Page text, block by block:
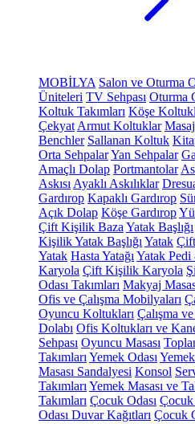
MOBİLYA Salon ve Oturma
Üniteleri TV Sehpası Oturma
Koltuk Takımları Köşe
Çekyat Armut Koltuklar
Benchler Sallanan Koltuk
Orta SehpalarYan Sehpalar
Amaçlı Dolap Portmantolar
Askısı Ayaklı Askılıklar
Gardırop Kapaklı Gardırop
Açık Dolap Köşe Gardırop
Çift Kişilik Baza Yatak Başlığı
Kişilik Yatak Başlığı Yatak
Yatak Hasta Yatağı Yatak
Karyola Çift Kişilik Karyola
Odası Takımları Makyaj
Ofis ve Çalışma Mobilyaları
Oyuncu Koltukları Çalışma
Dolabı Ofis Koltukları ve
Sehpası Oyuncu Masası
Takımları Yemek Odası
Masası Sandalyesi Konsol
Takımları Yemek Masası ve
Takımları Çocuk Odası Çocuk
Odası Duvar Kağıtları Çocuk